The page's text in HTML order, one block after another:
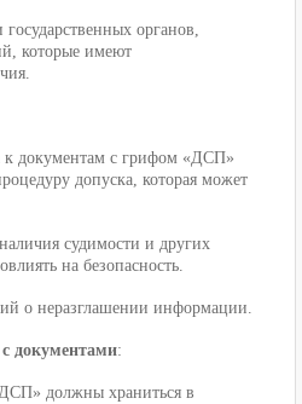
органов,
которые имеют
к документам с грифом «ДСП»
допуска, которая может
судимости и других
на безопасность.
о неразглашении информации.
документами:
должны храниться в